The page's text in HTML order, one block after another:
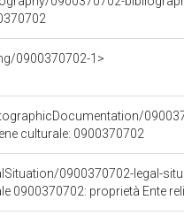
0900370702-1>
culturale: 0900370702
0900370702-legal-
0900370702: proprietà Ente